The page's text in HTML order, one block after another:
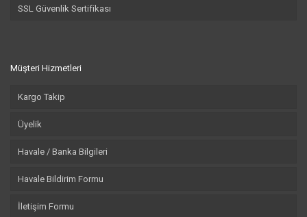
SSL Güvenlik Sertifikası
Müşteri Hizmetleri
Kargo Takip
Üyelik
Havale / Banka Bilgileri
Havale Bildirim Formu
İletişim Formu